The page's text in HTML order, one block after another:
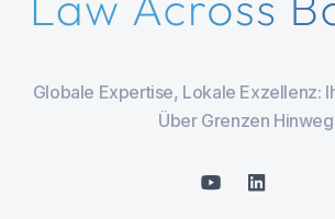
Globale Expertise, Lokale Exzellenz:
Über Grenzen Hinweg